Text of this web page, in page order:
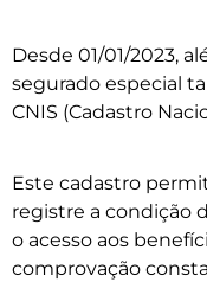
Desde 01/01/2023,
segurado especial
CNIS (Cadastro
Este cadastro
registre a condição
o acesso aos
comprovação